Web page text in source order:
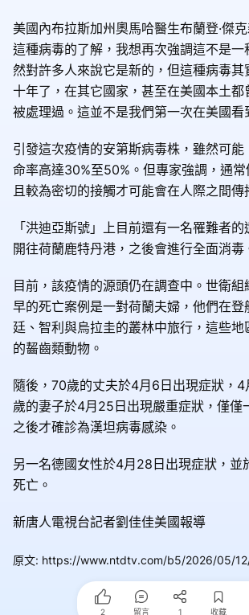
美國內布拉斯加州奧馬哈醫生布蘭登·傑
這種病毒的了解，我想再次強調這不是
然對許多人來說它是新的，但這種病毒
十年了，在其它國家，甚至在美國本土都
被處理過。這並不是我們第一次在美國看
引發這次疫情的安第斯病毒株，雖然可能
命率高達30%至50%。但專家強調，通
且較為密切的接觸才可能會在人際之間傳
「洪迪亞斯號」上目前還有一名罹難者
開往荷蘭鹿特丹港，之後會進行全面消毒
目前，該疫情的源頭仍在調查中。世衛
早的死亡案例是一對荷蘭夫婦，他們在登
廷、智利與烏拉圭的叢林中旅行，這些
的齧齒類動物。
隨後，70歲的丈夫於4月6日出現症狀，4
歲的妻子於4月25日出現嚴重症狀，僅僅
之後才確診為漢坦病毒感染。
另一名德國女性於4月28日出現症狀，並
死亡。
新唐人電視台記者劉佳佳美國報導
原文: https://www.ntdtv.com/b5/2026/05/
2 留言 1 收藏